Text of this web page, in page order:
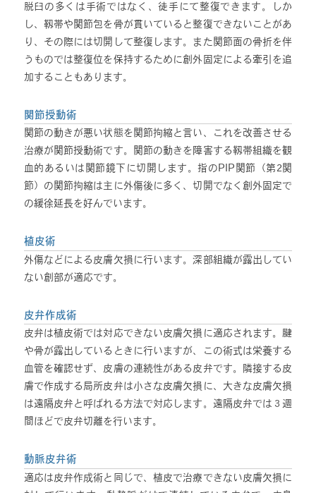
脱臼の多くは手術ではなく、徒手にて整復できます。しか
し、靱帯や関節包を骨が貫いていると整復できないことがあ
り、その際には切開して整復します。また関節面の骨折を伴
うものでは整復位を保持するために創外固定による牽引を追
加することもあります。
関節授動術
関節の動きが悪い状態を関節拘縮と言い、これを改善させる
治療が関節授動術です。関節の動きを障害する靱帯組織を観
血的あるいは関節鏡下に切開します。指のPIP関節（第2関
節）の関節拘縮は主に外傷後に多く、切開でなく創外固定で
の緩徐延長を好んでいます。
植皮術
外傷などによる皮膚欠損に行います。深部組織が露出してい
ない創部が適応です。
皮弁作成術
皮弁は植皮術では対応できない皮膚欠損に適応されます。腱
や骨が露出しているときに行いますが、この術式は栄養する
血管を確認せず、皮膚の連続性がある皮弁です。隣接する皮
膚で作成する局所皮弁は小さな皮膚欠損に、大きな皮膚欠損
は遠隔皮弁と呼ばれる方法で対応します。遠隔皮弁では３週
間ほどで皮弁切離を行います。
動脈皮弁術
適応は皮弁作成術と同じで、植皮で治療できない皮膚欠損に